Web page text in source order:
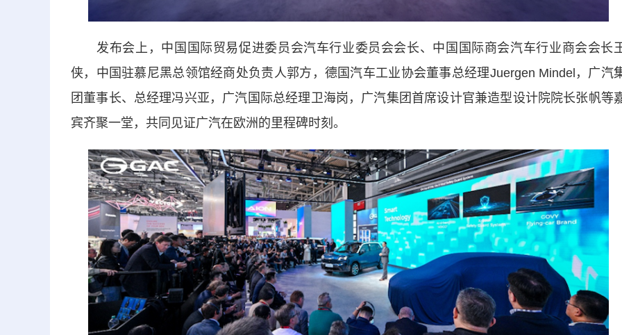
发布会上，中国国际贸易促进委员会汽车行业委员会会长、中国国际商会汽车行业商会会长
侠，中国驻慕尼黑总领馆经商处负责人郭方，德国汽车工业协会董事总经理Juergen Mindel，广汽
团董事长、总经理冯兴亚，广汽国际总经理卫海岗，广汽集团首席设计官兼造型设计院院长张帆等
宾齐聚一堂，共同见证广汽在欧洲的里程碑时刻。